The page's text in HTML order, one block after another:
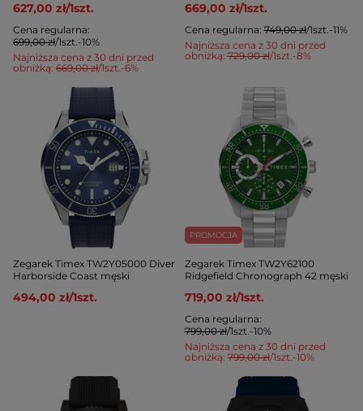
627,00 zł/1szt.
Najniższa cena z 30 dni przed
obniżką: 669,00 zł/1szt.-6%
Cena regularna:
699,00 zł/1szt.-10%
669,00 zł/1szt.
Najniższa cena z 30 dni przed
obniżką:729,00 zł/1szt.-8%
Cena regularna:749,00 zł/1szt.-11%
Zegarek Timex TW2Y05000 Diver
Harborside Coast męski
494,00 zł/1szt.
PROMOCJA
Zegarek Timex TW2Y62100
Ridgefield Chronograph 42 męski
719,00 zł/1szt.
Najniższa cena z 30 dni przed
obniżką:799,00 zł/1szt.-10%
Cena regularna:
799,00 zł/1szt.-10%